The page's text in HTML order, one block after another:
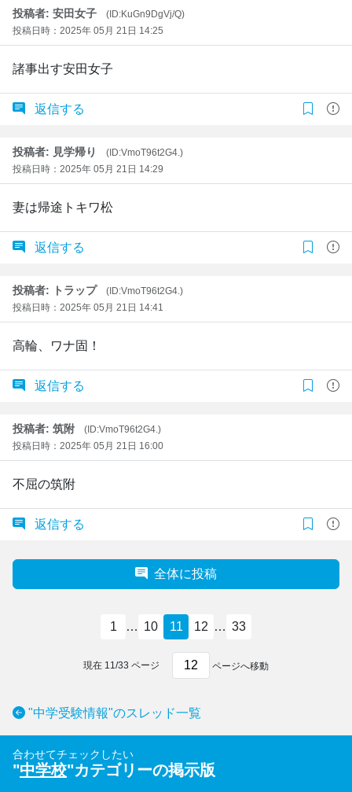
投稿者: 安田女子
(ID:KuGn9DgVj/Q)
投稿日時：2025年 05月 21日 14:25
諸事出す安田女子
返信する
投稿者: 見学帰り
(ID:VmoT96t2G4.)
投稿日時：2025年 05月 21日 14:29
妻は帰途トキワ松
返信する
投稿者: トラップ
(ID:VmoT96t2G4.)
投稿日時：2025年 05月 21日 14:41
高輪、ワナ固！
返信する
投稿者: 筑附
(ID:VmoT96t2G4.)
投稿日時：2025年 05月 21日 16:00
不屈の筑附
返信する
全体に投稿
1 … 10 11 12 … 33
現在 11 /33 ページ ページへ移動
"中学受験情報"のスレッド一覧
合わせてチェックしたい
"中学校"カテゴリーの掲示版